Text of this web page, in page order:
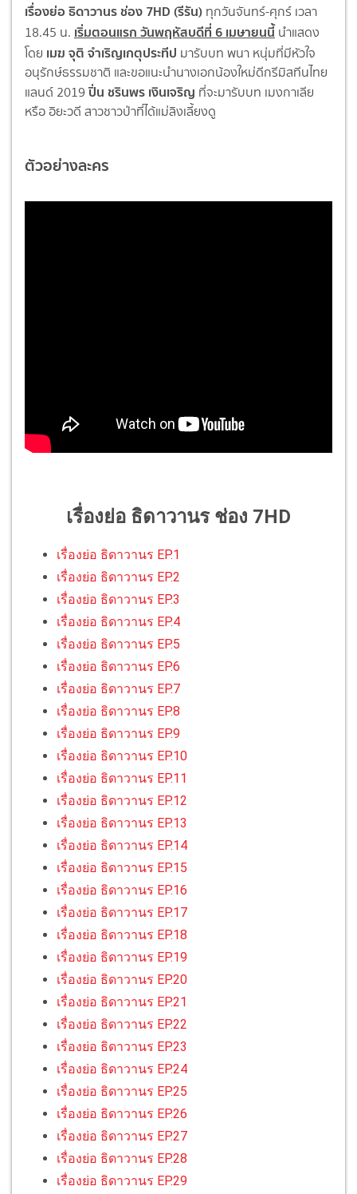
เรื่องย่อ ธิดาวานร ช่อง 7HD (รีรัน) ทุกวันจันทร์-ศุกร์ เวลา
18.45 น. เริ่มตอนแรก วันพฤหัสบดีที่6เมษายนนี้ นำแสดง
โดย เมฆ จุติ จำเริญเกตุประทีป มารับบท พนา หนุ่มที่มีหัวใจ
อนุรักษ์ธรรมชาติ และขอแนะนำนางเอกน้องใหม่ดีกรีมิสทีนไทย
แลนด์ 2019 ปิ่น ชรินพร เงินเจริญ ที่จะมารับบท เมงกาเลีย
หรือ อิยะวดี สาวชาวป่าที่ได้แม่ลิงเลี้ยงดู
ตัวอย่างละคร
เรื่องย่อ ธิดาวานร ช่อง 7HD
เรื่องย่อ ธิดาวานร EP.1
เรื่องย่อ ธิดาวานร EP.2
เรื่องย่อ ธิดาวานร EP.3
เรื่องย่อ ธิดาวานร EP.4
เรื่องย่อ ธิดาวานร EP.5
เรื่องย่อ ธิดาวานร EP.6
เรื่องย่อ ธิดาวานร EP.7
เรื่องย่อ ธิดาวานร EP.8
เรื่องย่อ ธิดาวานร EP.9
เรื่องย่อ ธิดาวานร EP.10
เรื่องย่อ ธิดาวานร EP.11
เรื่องย่อ ธิดาวานร EP.12
เรื่องย่อ ธิดาวานร EP.13
เรื่องย่อ ธิดาวานร EP.14
เรื่องย่อ ธิดาวานร EP.15
เรื่องย่อ ธิดาวานร EP.16
เรื่องย่อ ธิดาวานร EP.17
เรื่องย่อ ธิดาวานร EP.18
เรื่องย่อ ธิดาวานร EP.19
เรื่องย่อ ธิดาวานร EP.20
เรื่องย่อ ธิดาวานร EP.21
เรื่องย่อ ธิดาวานร EP.22
เรื่องย่อ ธิดาวานร EP.23
เรื่องย่อ ธิดาวานร EP.24
เรื่องย่อ ธิดาวานร EP.25
เรื่องย่อ ธิดาวานร EP.26
เรื่องย่อ ธิดาวานร EP.27
เรื่องย่อ ธิดาวานร EP.28
เรื่องย่อ ธิดาวานร EP.29